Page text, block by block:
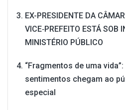
EX-PRESIDENTE DA
VICE‑PREFEITO ESTÁ SOB
MINISTÉRIO PÚBLICO
“Fragmentos de uma
sentimentos chegam ao
especial